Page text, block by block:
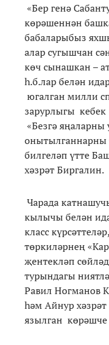
«Бер генә
көрәшеннән
бабаларыбыз
алар сугышчан
көч сынашкан –
һ.б.лар белән
югалган милли
зарурлыгы кебек
«Безгә яңаларны
онытылганнарны
билгеләп үтте
хәзрәт Биргалин.
Чарада
кылычы белән
класс
төркиләрнең
җентекләп
турындагы
Равил Ногманов
һәм Айнур
язылган